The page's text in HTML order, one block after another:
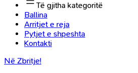
Të gjitha kategoritë
Ballina
Arritjet e reja
Pytjet e shpeshta
Kontakti
Në Zbritje!